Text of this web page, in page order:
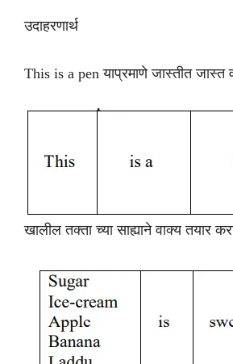
उदाहरणार्थ
This is a pen याप्रमाणे जास्तीत जास्त
खालील तक्ता च्या साह्याने वाक्य तयार